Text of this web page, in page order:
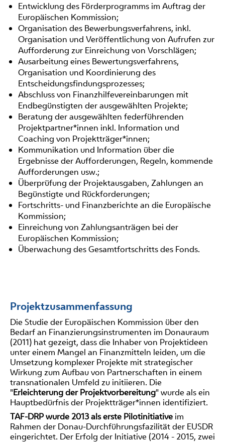
Entwicklung des Förderprogramms im Auftrag der
Europäischen Kommission;
Organisation des Bewerbungsverfahrens, inkl.
Organisation und Veröffentlichung von Aufrufen zur
Aufforderung zur Einreichung von Vorschlägen;
Ausarbeitung eines Bewertungsverfahrens,
Organisation und Koordinierung des
Entscheidungsfindungsprozesses;
Abschluss von Finanzhilfevereinbarungen mit
Endbegünstigten der ausgewählten Projekte;
Beratung der ausgewählten federführenden
Projektpartner*innen inkl. Information und
Coaching von Projektträger*innen;
Kommunikation und Information über die
Ergebnisse der Aufforderungen, Regeln, kommende
Aufforderungen usw.;
Überprüfung der Projektausgaben, Zahlungen an
Begünstigte und Rückforderungen;
Fortschritts- und Finanzberichte an die Europäische
Kommission;
Einreichung von Zahlungsanträgen bei der
Europäischen Kommission;
Überwachung des Gesamtfortschritts des Fonds.
Projektzusammenfassung
Die Studie der Europäischen Kommission über den
Bedarf an Finanzierungsinstrumenten im Donauraum
(2011) hat gezeigt, dass die Inhaber von Projektideen
unter einem Mangel an Finanzmitteln leiden, um die
Umsetzung komplexer Projekte mit strategischer
Wirkung zum Aufbau von Partnerschaften in einem
transnationalen Umfeld zu initiieren. Die
"Erleichterung der Projektvorbereitung" wurde als ein
Hauptbedürfnis der Projektträger*innen identifiziert.
TAF-DRP wurde 2013 als erste Pilotinitiative im
Rahmen der Donau-Durchführungsfazilität der EUSDR
eingerichtet. Der Erfolg der Initiative (2014 - 2015, zwei